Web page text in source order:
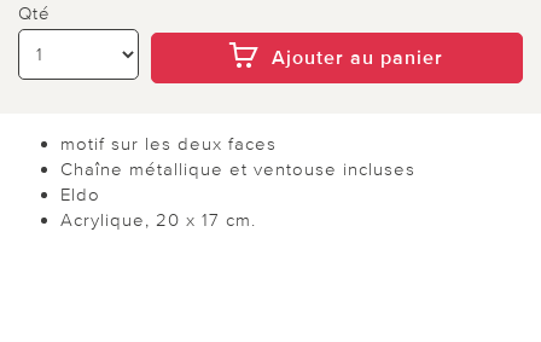
Qté
Ajouter au panier
motif sur les deux faces
Chaîne métallique et ventouse incluses
Eldo
Acrylique, 20 x 17 cm.